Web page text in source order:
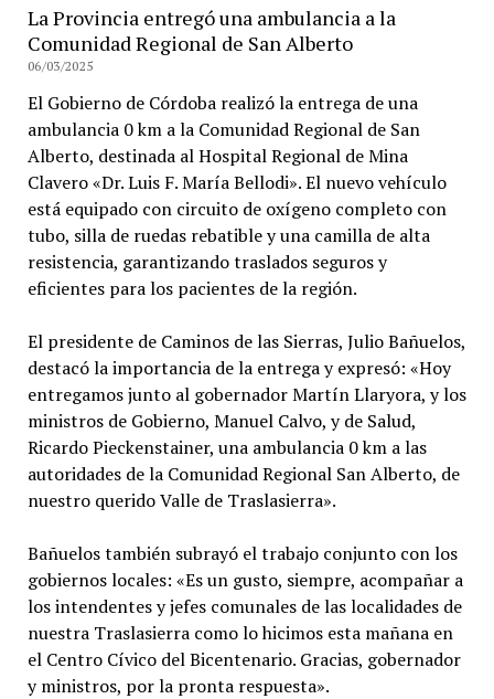
La Provincia entregó una ambulancia a la
Comunidad Regional de San Alberto
06/03/2025
El Gobierno de Córdoba realizó la entrega de una
ambulancia 0 km a la Comunidad Regional de San
Alberto, destinada al Hospital Regional de Mina
Clavero «Dr. Luis F. María Bellodi». El nuevo vehículo
está equipado con circuito de oxígeno completo con
tubo, silla de ruedas rebatible y una camilla de alta
resistencia, garantizando traslados seguros y
eficientes para los pacientes de la región.
El presidente de Caminos de las Sierras, Julio Bañuelos,
destacó la importancia de la entrega y expresó: «Hoy
entregamos junto al gobernador Martín Llaryora, y los
ministros de Gobierno, Manuel Calvo, y de Salud,
Ricardo Pieckenstainer, una ambulancia 0 km a las
autoridades de la Comunidad Regional San Alberto, de
nuestro querido Valle de Traslasierra».
Bañuelos también subrayó el trabajo conjunto con los
gobiernos locales: «Es un gusto, siempre, acompañar a
los intendentes y jefes comunales de las localidades de
nuestra Traslasierra como lo hicimos esta mañana en
el Centro Cívico del Bicentenario. Gracias, gobernador
y ministros, por la pronta respuesta».